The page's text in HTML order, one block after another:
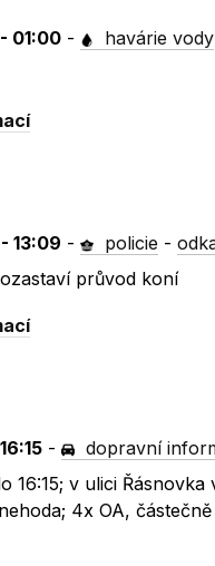
01:00 - havárie vody
13:09 - policie -
průvod koní
- dopravní
16:15; v ulici
4x OA,